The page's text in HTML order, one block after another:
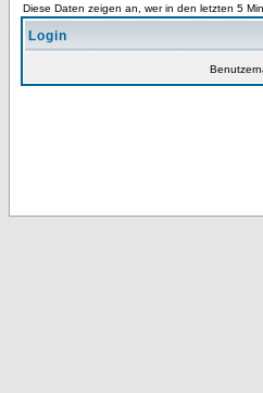
Diese Daten zeigen an, wer in den letzten 5
Login